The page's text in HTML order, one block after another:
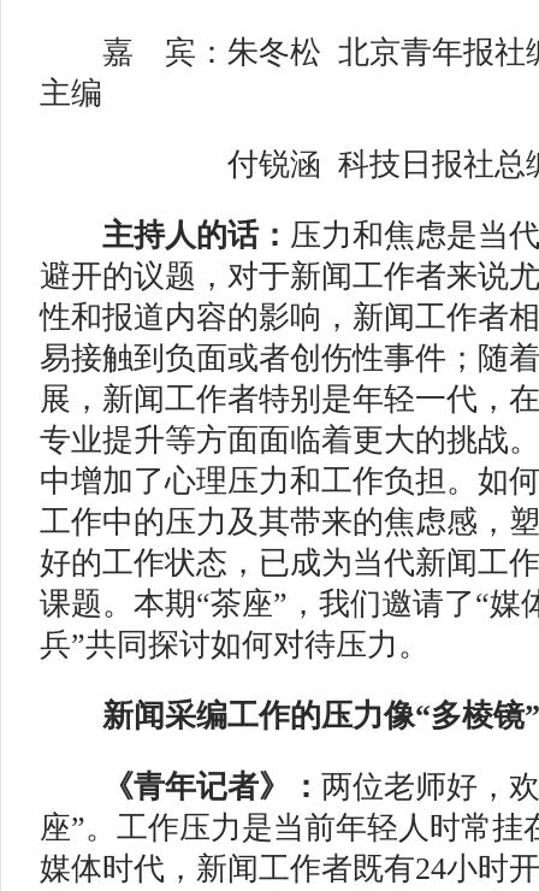
嘉
宾：朱冬松 北京青年报社
主编
付锐涵 科技日报社总
主持人的话： 压力和焦虑是当
避开的议题，对于新闻工作者来说
性和报道内容的影响，新闻工作者
易接触到负面或者创伤性事件；随
展，新闻工作者特别是年轻一代，
专业提升等方面面临着更大的挑战
中增加了心理压力和工作负担。如
工作中的压力及其带来的焦虑感，
好的工作状态，已成为当代新闻工
课题。本期“茶座”，我们邀请了“媒
兵”共同探讨如何对待压力。
新闻采编工作的压力像“多棱镜”
《青年记者》： 两位老师好，
座”。工作压力是当前年轻人时常挂
媒体时代，新闻工作者既有24小时